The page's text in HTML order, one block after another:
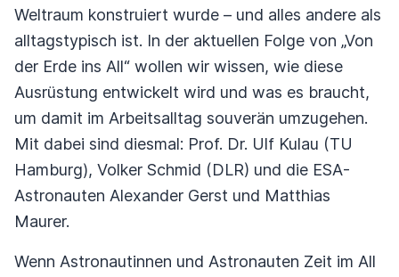
Weltraum konstruiert wurde – und alles andere als
alltagstypisch ist. In der aktuellen Folge von „Von
der Erde ins All“ wollen wir wissen, wie diese
Ausrüstung entwickelt wird und was es braucht,
um damit im Arbeitsalltag souverän umzugehen.
Mit dabei sind diesmal: Prof. Dr. Ulf Kulau (TU
Hamburg), Volker Schmid (DLR) und die ESA-
Astronauten Alexander Gerst und Matthias
Maurer.
Wenn Astronautinnen und Astronauten Zeit im All